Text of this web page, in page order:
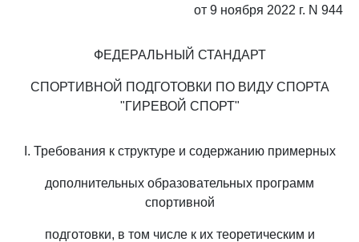
от 9 ноября 2022 г. N 944
ФЕДЕРАЛЬНЫЙ СТАНДАРТ
СПОРТИВНОЙ ПОДГОТОВКИ ПО ВИДУ СПОРТА
"ГИРЕВОЙ СПОРТ"
I. Требования к структуре и содержанию примерных
дополнительных образовательных программ
спортивной
подготовки, в том числе к их теоретическим и